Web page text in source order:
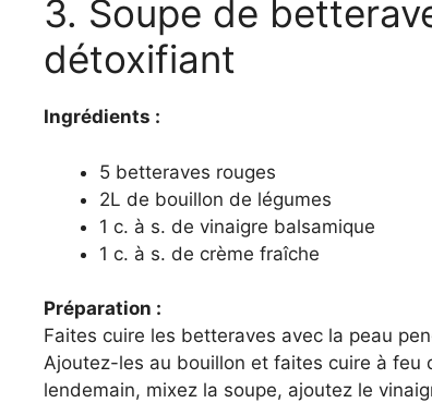
3. Soupe de
détoxifiant
Ingrédients :
5 betteraves rouges
2L de bouillon de légumes
1 c. à s. de vinaigre balsamique
1 c. à s. de crème fraîche
Préparation :
Faites cuire les betteraves avec la peau
Ajoutez-les au bouillon et faites cuire à feu
lendemain, mixez la soupe, ajoutez le